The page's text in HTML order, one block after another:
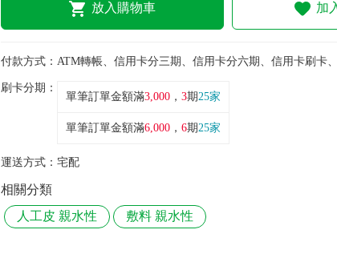
放入購物車 加
付款方式： ATM轉帳、信用卡分三期、信用卡分六期、信用卡刷卡
刷卡分期：
單筆訂單金額滿3,000 ， 3期25家
單筆訂單金額滿6,000 ， 6期25家
運送方式： 宅配
相關分類
人工皮 親水性
敷料 親水性